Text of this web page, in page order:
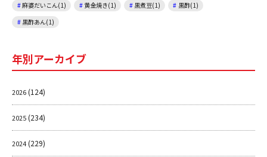
麻婆だいこん(1)
黄金焼き(1) 黒煮豆(1)
黒酢(1)
黒酢あん(1)
年別アーカイブ
2026(124)
2025(234)
2024(229)